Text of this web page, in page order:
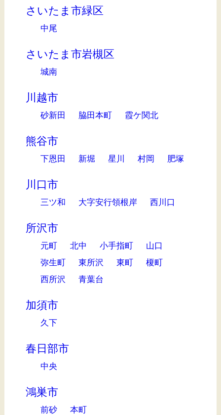
さいたま市緑区
中尾
さいたま市岩槻区
城南
川越市
砂新田 脇田本町 霞ケ関北
熊谷市
下恩田 新堀 星川 村岡 肥塚
川口市
三ツ和 大字安行領根岸 西川口
所沢市
元町 北中 小手指町
山口
弥生町
東所沢 東町
榎町
西所沢
青葉台
加須市
久下
春日部市
中央
鴻巣市
前砂 本町